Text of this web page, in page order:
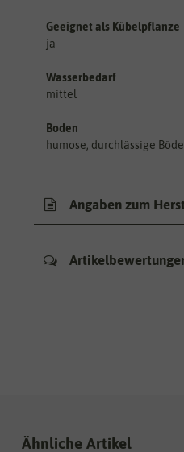
Geeignet als Kübelpflanze
ja
Wasserbedarf
mittel
Boden
humose, durchlässige
Angaben zum
Ähnliche Artikel